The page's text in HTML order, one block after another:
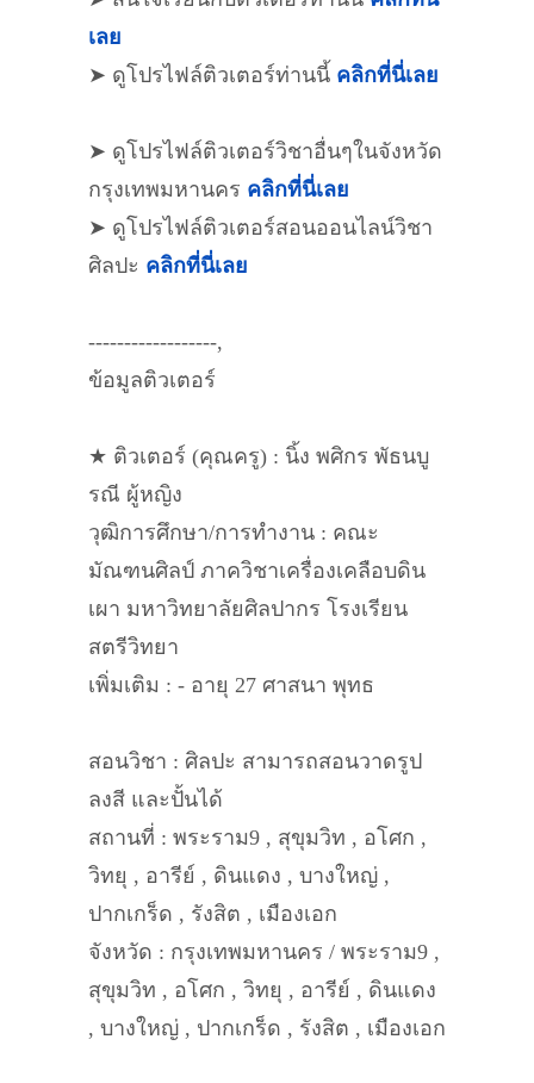
เลย
➤ ดูโปรไฟล์ติวเตอร์ท่านนี้ คลิกที่นี่เลย
➤ ดูโปรไฟล์ติวเตอร์วิชาอื่นๆในจังหวัด
กรุงเทพมหานคร คลิกที่นี่เลย
➤ ดูโปรไฟล์ติวเตอร์สอนออนไลน์วิชา
ศิลปะ คลิกที่นี่เลย
------------------,
ข้อมูลติวเตอร์
★ ติวเตอร์ (คุณครู) : นิ้ง พศิกร พัธนบู
รณี ผู้หญิง
วุฒิการศึกษา/การทำงาน : คณะ
มัณฑนศิลป์ ภาควิชาเครื่องเคลือบดิน
เผา มหาวิทยาลัยศิลปากร โรงเรียน
สตรีวิทยา
เพิ่มเติม : - อายุ 27 ศาสนา พุทธ
สอนวิชา : ศิลปะ สามารถสอนวาดรูป
ลงสี และปั้นได้
สถานที่ : พระราม9 , สุขุมวิท , อโศก ,
วิทยุ , อารีย์ , ดินแดง , บางใหญ่ ,
ปากเกร็ด , รังสิต , เมืองเอก
จังหวัด : กรุงเทพมหานคร / พระราม9 ,
สุขุมวิท , อโศก , วิทยุ , อารีย์ , ดินแดง
, บางใหญ่ , ปากเกร็ด , รังสิต , เมืองเอก